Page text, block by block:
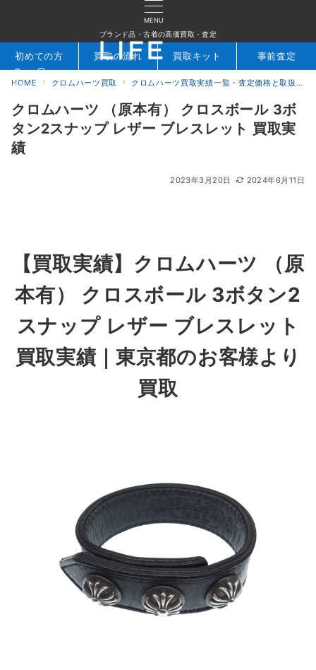
MENU
ブランド品・古着の高価買取・査定
検索 お問合せ
初めての方 買取の流れ 買取キット 事前査定
HOME クロムハーツ買取 クロムハーツ買取実績一覧・査定価格と取扱アイテムを公開｜ブランド買取専門店LIFE
クロムハーツ （原本有） クロスボール 3ボ
タン2スナップ レザー ブレスレット 買取実
績
2023年3月20日 2024年6月11日
【買取実績】クロムハーツ （原
本有） クロスボール 3ボタン2
スナップ レザー ブレスレット
買取実績｜東京都のお客様より
買取